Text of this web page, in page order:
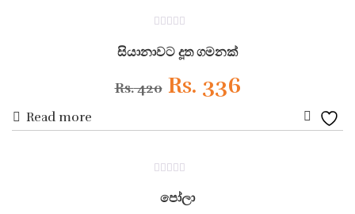
was:
Rs. 680.
out
of
සියානාවට දූත ගමනක්
Rs.420 Original
was:
Rs. 420.
Rs. 336Current
Read more
out
ofපෝලා